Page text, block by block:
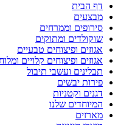
דף הבית
מבצעים
סירופים וממרחים
שוקולדים ומתוקים
אגוזים ופיצוחים טבעיים
אגוזים ופיצוחים קלויים
תבלינים ועשבי תיבול
פירות יבשים
דגנים וקטניות
המיוחדים שלנו
מארזים